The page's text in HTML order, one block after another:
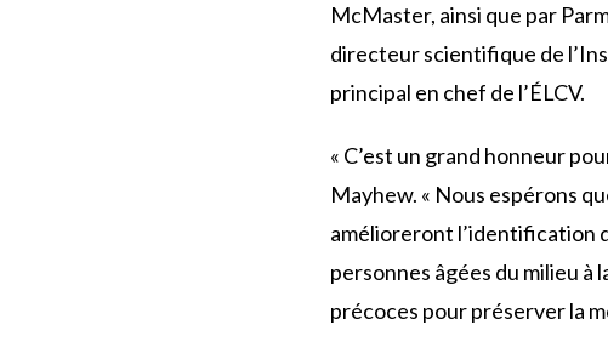
McMaster, ainsi que par
directeur scientifique de
principal en chef de l’ÉLCV.
« C’est un grand honneur
Mayhew. « Nous espérons
amélioreront l’identification
personnes âgées du milieu
précoces pour préserver la